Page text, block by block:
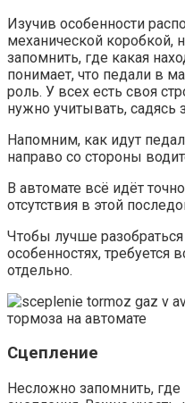
Изучив особенности
механической коробкой,
запомнить, где какая
понимает, что педали в
роль. У всех есть своя
нужно учитывать, садясь
Напомним, как идут
направо со стороны
В автомате всё идёт
отсутствия в этой
Чтобы лучше
особенностях, требуется
отдельно.
Сцепление
Несложно запомнить,